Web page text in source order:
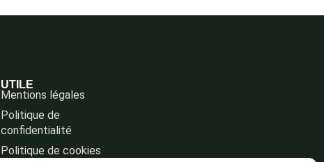
UTILE
Mentions légales
Politique de
confidentialité
Politique de cookies